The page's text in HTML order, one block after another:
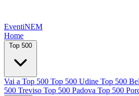
EventiNEM
Home
Top 500
Vai a Top 500 Top 500 Udine Top 500
500 Treviso Top 500 Padova Top 500